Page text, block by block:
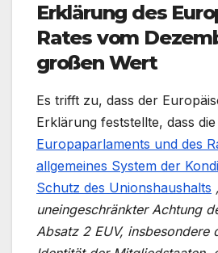
Erklärung des
Rates vom
großen Wert
Es trifft zu, dass der
Erklärung feststellte, dass die
Europaparlaments und des
allgemeines System der
Schutz des Unionshaushalts
uneingeschränkter Achtung
Absatz 2 EUV, insbesondere